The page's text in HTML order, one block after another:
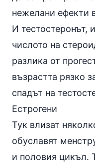
нежелани ефекти
И тестостеронът,
числото на
разлика от
възрастта рязко
спадът на
Естрогени
Тук влизат
обуславят
и половия цикъл.